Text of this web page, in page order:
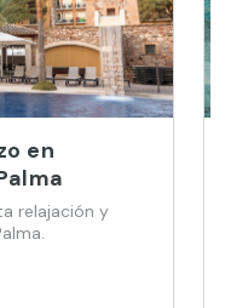
en
relajación y